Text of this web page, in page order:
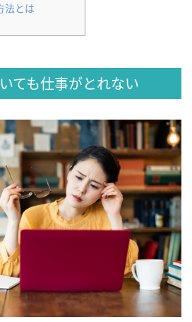
法とは
ても仕事がとれない